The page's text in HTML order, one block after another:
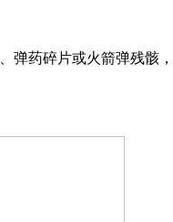
碎片或火箭弹残骸，